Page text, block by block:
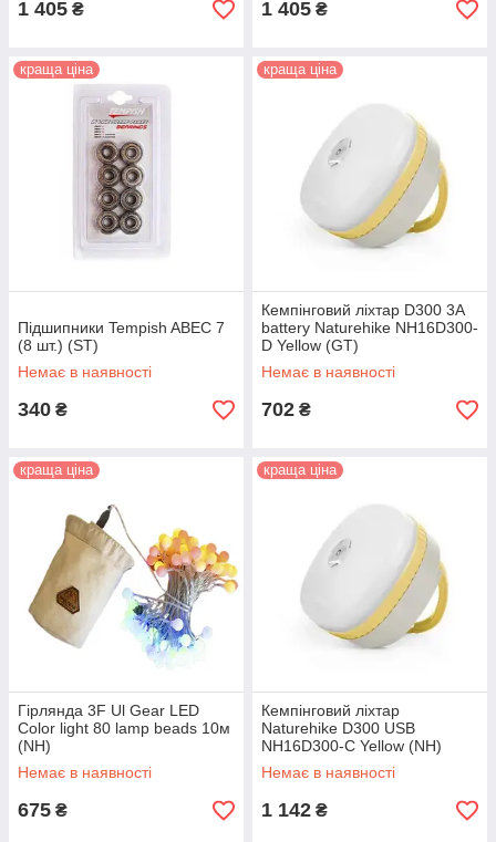
1 405 ₴ 1 405 ₴
краща ціна
Підшипники Tempish ABEC 7
(8 шт.) (ST)
Немає в наявності
340 ₴
краща ціна
Кемпінговий ліхтар D300 3A
battery Naturehike NH16D300-
D Yellow (GT)
Немає в наявності
702 ₴
краща ціна
Гірлянда 3F Ul Gear LED
Color light 80 lamp beads 10м
(NH)
Немає в наявності
675 ₴
краща ціна
Кемпінговий ліхтар
Naturehike D300 USB
NH16D300-C Yellow (NH)
Немає в наявності
1 142 ₴